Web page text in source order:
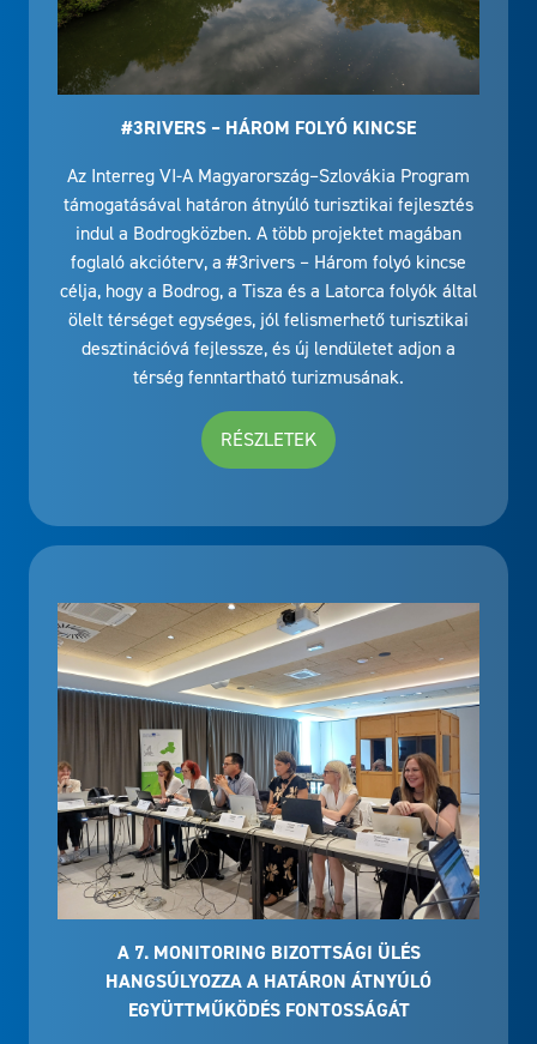
#3RIVERS – HÁROM FOLYÓ KINCSE
Az Interreg VI-A Magyarország–Szlovákia Program
támogatásával határon átnyúló turisztikai fejlesztés
indul a Bodrogközben. A több projektet magában
foglaló akcióterv, a #3rivers – Három folyó kincse
célja, hogy a Bodrog, a Tisza és a Latorca folyók által
ölelt térséget egységes, jól felismerhető turisztikai
desztinációvá fejlessze, és új lendületet adjon a
térség fenntartható turizmusának.
RÉSZLETEK
A 7. MONITORING BIZOTTSÁGI ÜLÉS
HANGSÚLYOZZA A HATÁRON ÁTNYÚLÓ
EGYÜTTMŰKÖDÉS FONTOSSÁGÁT